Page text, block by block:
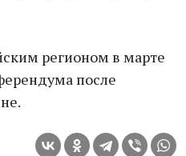
регионом в марте
после